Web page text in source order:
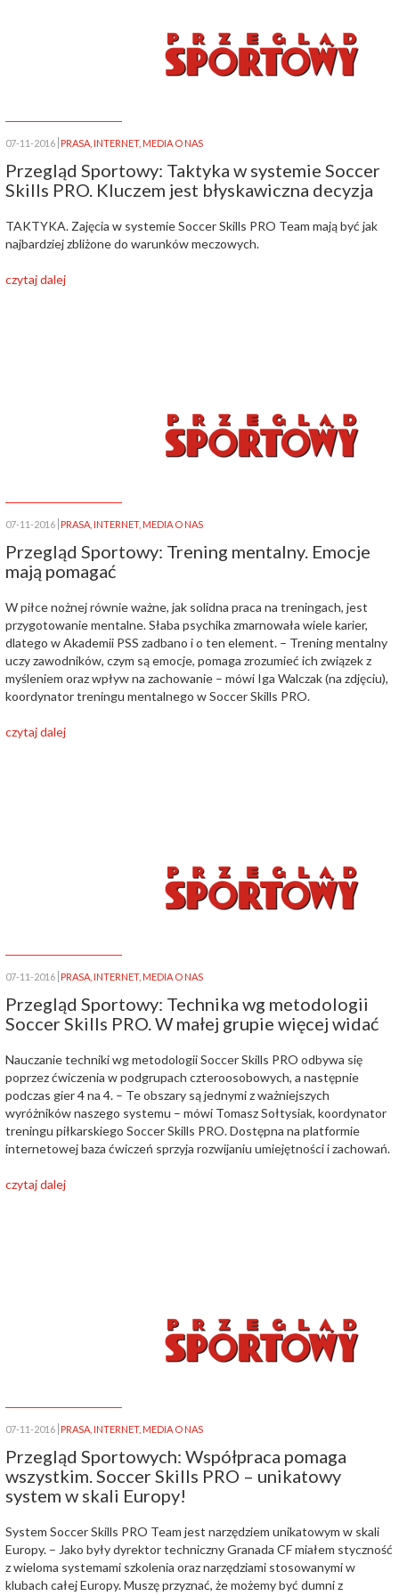
07-11-2016 PRASA INTERNET, MEDIA O NAS
Przegląd Sportowy: Taktyka w systemie Soccer
Skills PRO. Kluczem jest błyskawiczna decyzja
TAKTYKA. Zajęcia w systemie Soccer Skills PRO Team mają być jak
najbardziej zbliżone do warunków meczowych.
czytaj dalej
07-11-2016 PRASA INTERNET, MEDIA O NAS
Przegląd Sportowy: Trening mentalny. Emocje
mają pomagać
W piłce nożnej równie ważne, jak solidna praca na treningach, jest
przygotowanie mentalne. Słaba psychika zmarnowała wiele karier,
dlatego w Akademii PSS zadbano i o ten element. – Trening mentalny
uczy zawodników, czym są emocje, pomaga zrozumieć ich związek z
myśleniem oraz wpływ na zachowanie – mówi Iga Walczak (na zdjęciu),
koordynator treningu mentalnego w Soccer Skills PRO.
czytaj dalej
07-11-2016 PRASA INTERNET, MEDIA O NAS
Przegląd Sportowy: Technika wg metodologii
Soccer Skills PRO. W małej grupie więcej widać
Nauczanie techniki wg metodologii Soccer Skills PRO odbywa się
poprzez ćwiczenia w podgrupach czteroosobowych, a następnie
podczas gier 4 na 4. – Te obszary są jednymi z ważniejszych
wyróżników naszego systemu – mówi Tomasz Sołtysiak, koordynator
treningu piłkarskiego Soccer Skills PRO. Dostępna na platformie
internetowej baza ćwiczeń sprzyja rozwijaniu umiejętności i zachowań.
czytaj dalej
07-11-2016 PRASA INTERNET, MEDIA O NAS
Przegląd Sportowych: Współpraca pomaga
wszystkim. Soccer Skills PRO – unikatowy
system w skali Europy!
System Soccer Skills PRO Team jest narzędziem unikatowym w skali
Europy. – Jako były dyrektor techniczny Granada CF miałem styczność
z wieloma systemami szkolenia oraz narzędziami stosowanymi w
klubach całej Europy. Muszę przyznać, że możemy być dumni z